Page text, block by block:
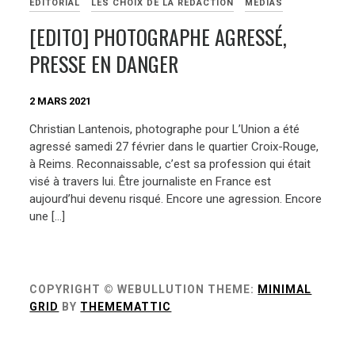
EDITORIAL LES CHOIX DE LA RÉDACTION MÉDIAS
[EDITO] PHOTOGRAPHE AGRESSÉ,
PRESSE EN DANGER
2 MARS 2021
Christian Lantenois, photographe pour L’Union a été
agressé samedi 27 février dans le quartier Croix-Rouge,
à Reims. Reconnaissable, c’est sa profession qui était
visé à travers lui. Être journaliste en France est
aujourd’hui devenu risqué. Encore une agression. Encore
une […]
COPYRIGHT © WEBULLUTION THEME: MINIMAL
GRID BY THEMEMATTIC